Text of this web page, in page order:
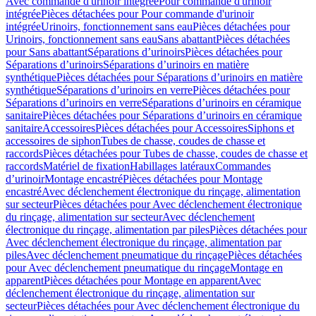
intégréePièces détachées pour Pour commande d'urinoir
intégréeUrinoirs, fonctionnement sans eauPièces détachées pour
Urinoirs, fonctionnement sans eauSans abattantPièces détachées
pour Sans abattantSéparations d’urinoirsPièces détachées pour
Séparations d’urinoirsSéparations d’urinoirs en matière
synthétiquePièces détachées pour Séparations d’urinoirs en matière
synthétiqueSéparations d’urinoirs en verrePièces détachées pour
Séparations d’urinoirs en verreSéparations d’urinoirs en céramique
sanitairePièces détachées pour Séparations d’urinoirs en céramique
sanitaireAccessoiresPièces détachées pour AccessoiresSiphons et
accessoires de siphonTubes de chasse, coudes de chasse et
raccordsPièces détachées pour Tubes de chasse, coudes de chasse et
raccordsMatériel de fixationHabillages latérauxCommandes
dʼurinoirMontage encastréPièces détachées pour Montage
encastréAvec déclenchement électronique du rinçage, alimentation
sur secteurPièces détachées pour Avec déclenchement électronique
du rinçage, alimentation sur secteurAvec déclenchement
électronique du rinçage, alimentation par pilesPièces détachées pour
Avec déclenchement électronique du rinçage, alimentation par
pilesAvec déclenchement pneumatique du rinçagePièces détachées
pour Avec déclenchement pneumatique du rinçageMontage en
apparentPièces détachées pour Montage en apparentAvec
déclenchement électronique du rinçage, alimentation sur
secteurPièces détachées pour Avec déclenchement électronique du